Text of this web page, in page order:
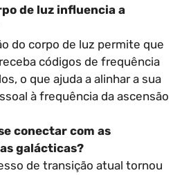
de luz influencia a
do corpo de luz permite que
códigos de frequência
o que ajuda a alinhar a sua
à frequência da ascensão
conectar com as
galácticas?
de transição atual tornou